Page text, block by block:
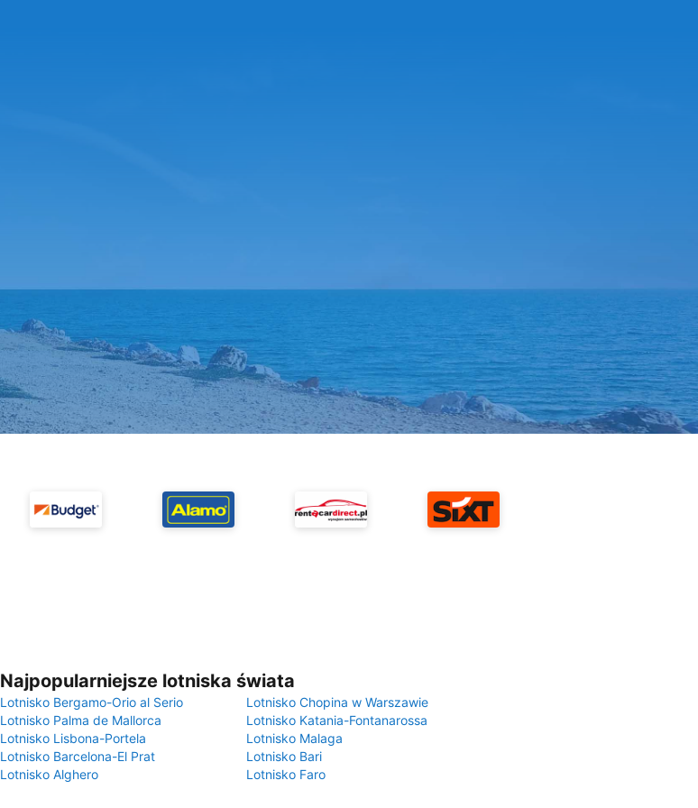
Najpopularniejsze lotniska świata
Lotnisko Bergamo-Orio al Serio
Lotnisko Chopina w Warszawie
Lotnisko Palma de Mallorca
Lotnisko Katania-Fontanarossa
Lotnisko Lisbona-Portela
Lotnisko Malaga
Lotnisko Barcelona-El Prat
Lotnisko Bari
Lotnisko Alghero
Lotnisko Faro